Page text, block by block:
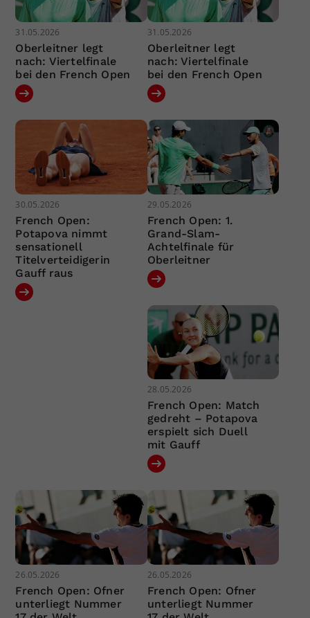
31.05.2026
Oberleitner legt
nach: Viertelfinale
bei den French Open
31.05.2026
Oberleitner legt
nach: Viertelfinale
bei den French Open
30.05.2026
French Open:
Potapova nimmt
sensationell
Titelverteidigerin
Gauff raus
29.05.2026
French Open: 1.
Grand-Slam-
Achtelfinale für
Oberleitner
28.05.2026
French Open: Match
gedreht – Potapova
erspielt sich Duell
mit Gauff
26.05.2026
French Open: Ofner
unterliegt Nummer
26.05.2026
French Open: Ofner
unterliegt Nummer